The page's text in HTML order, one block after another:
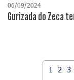
06/09/2024
Gurizada do Zeca
1 2 3